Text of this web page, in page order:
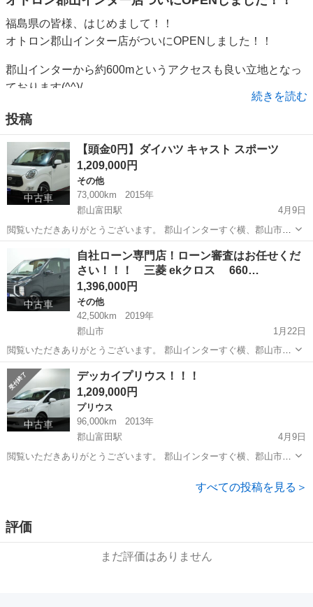
福島県の皆様、はじめまして！！
オトロン郡山インター店がついにOPENしました！！
郡山インターから約600mというアクセスも良い立地となっ
ております(^^)/
車種も軽自動車から商用車まで幅広く取り揃えておりま
す！！
HPにも約500台の在庫情報を掲載しておりますので良けれ
ば覗いてみてください👀
〒963-8041 福島県郡山市富田町字権現林5-2
営業: 10:00〜19:00
年中無休(お盆、年末年始を除く)
続きを読む
投稿
中古車
【頭金0円】ダイハツ キャスト スポーツ
1,209,000円
その他
73,000km
2015年
郡山富田駅
4月9日
閲覧いただきありがとうございます。 郡山インターすぐ横、郡山市富
田町のオトロン郡山インター店です。 【このようなお悩みは無いです
か？】 ・過去の滞納等でローンが組めなかった ・個人事業主や仕事を
始めたばかりで...
郡山富田駅 その他 ローン
中古車
自社ローン専門店！ローン審査はお任せくだ
さい！！！ 三菱 ekクロス 660…
1,396,000円
その他
42,500km
2019年
郡山市
1月22日
閲覧いただきありがとうございます。 郡山インターすぐ横、郡山市富
田町のオトロン郡山インター店です。 【このようなお悩みは無いです
か？】 ・過去の滞納等でローンが組めなかった ・個人事業主や仕事を
始めたばかりで...
福島 郡山市 その他 ローン
中古車
デッカイプリウス！！！
1,209,000円
プリウス
96,000km
2013年
郡山富田駅
4月9日
閲覧いただきありがとうございます。 郡山インターすぐ横、郡山市富
すべての投稿を見る＞
評価
まだ評価はありません